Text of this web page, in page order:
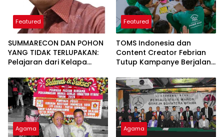
Featured
SUMMARECON DAN POHON
YANG TIDAK TERLUPAKAN:
Pelajaran dari Kelapa
Pembangunan yang
Berakar Sejarah
Featured
TOMS Indonesia dan
Content Creator Febrian
Tutup Kampanye Berjalan
Donasi Nyata
Agama Agama